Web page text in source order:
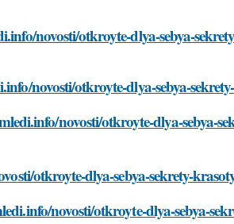
novosti/otkroyte-dlya-sebya-
novosti/otkroyte-dlya-sebya-
novosti/otkroyte-dlya-sebya-
otkroyte-dlya-sebya-sekrety-
novosti/otkroyte-dlya-sebya-